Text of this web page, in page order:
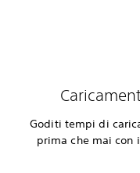
Goditi tempi di
prima che mai con